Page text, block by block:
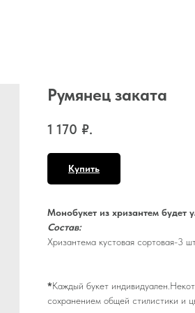
Румянец заката
1 170 ₽.
Купить
Монобукет из хризантем будет
Состав:
Хризантема кустовая сортовая-3
*Каждый букет
сохранением общей стилистики и